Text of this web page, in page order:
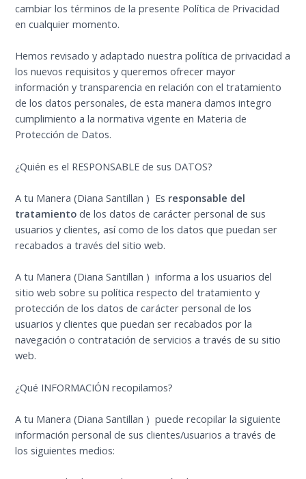
cambiar los términos de la presente Política de Privacidad
en cualquier momento.
Hemos revisado y adaptado nuestra política de privacidad a
los nuevos requisitos y queremos ofrecer mayor
información y transparencia en relación con el tratamiento
de los datos personales, de esta manera damos integro
cumplimiento a la normativa vigente en Materia de
Protección de Datos.
¿Quién es el RESPONSABLE de sus DATOS?
A tu Manera (Diana Santillan ) Es responsable del
tratamientode los datos de carácter personal de sus
usuarios y clientes, así como de los datos que puedan ser
recabados a través del sitio web.
A tu Manera (Diana Santillan ) informa a los usuarios del
sitio web sobre su política respecto del tratamiento y
protección de los datos de carácter personal de los
usuarios y clientes que puedan ser recabados por la
navegación o contratación de servicios a través de su sitio
web.
¿Qué INFORMACIÓN recopilamos?
A tu Manera (Diana Santillan ) puede recopilar la siguiente
información personal de sus clientes/usuarios a través de
los siguientes medios: